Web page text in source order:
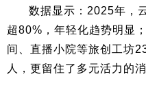
数据显示：2025年，
超80%，年轻化趋势明显
间、直播小院等旅创工坊
人，更留住了多元活力的